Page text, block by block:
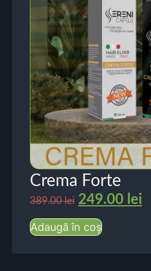
Crema Forte
389.00lei 249.00 lei
Adaugă în coș